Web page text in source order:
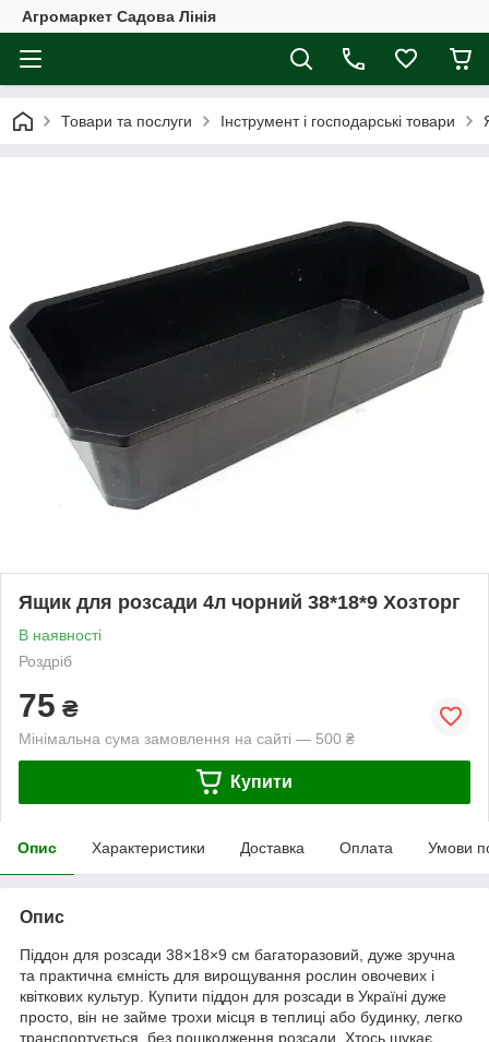
Агромаркет Садова Лінія
Товари та послуги Інструмент і господарські товари
Ящик для розсади 4л чорний 38*18*9 Хозторг
В наявності
Роздріб
75 ₴
Мінімальна сума замовлення на сайті — 500 ₴
Купити
Опис Характеристики Доставка Оплата Умови
Опис
Піддон для розсади 38×18×9 см багаторазовий, дуже зручна
та практична ємність для вирощування рослин овочевих і
квіткових культур. Купити піддон для розсади в Україні дуже
просто, він не займе трохи місця в теплиці або будинку, легко
транспортується, без пошкодження розсади. Хтось шукає